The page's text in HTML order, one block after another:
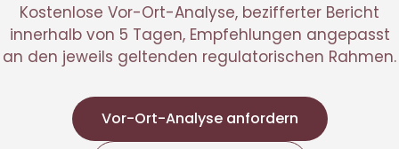
Kostenlose Vor-Ort-Analyse, bezifferter Bericht
innerhalb von 5 Tagen, Empfehlungen angepasst
an den jeweils geltenden regulatorischen Rahmen.
Vor-Ort-Analyse anfordern